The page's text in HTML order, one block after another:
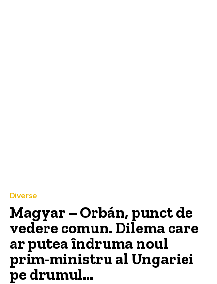
Diverse
Magyar – Orbán, punct de
vedere comun. Dilema care
ar putea îndruma noul
prim-ministru al Ungariei
pe drumul…